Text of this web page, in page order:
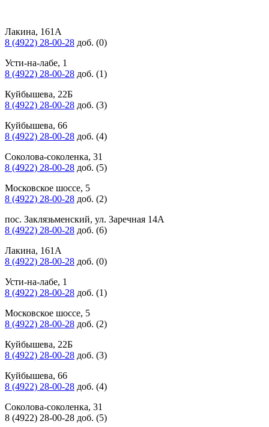
Лакина, 161А
8 (4922) 28-00-28 доб. (0)
Усти-на-лабе, 1
8 (4922) 28-00-28 доб. (1)
Куйбышева, 22Б
8 (4922) 28-00-28 доб. (3)
Куйбышева, 66
8 (4922) 28-00-28 доб. (4)
Соколова-соколенка, 31
8 (4922) 28-00-28 доб. (5)
Московское шоссе, 5
8 (4922) 28-00-28 доб. (2)
пос. Заклязьменский, ул. Заречная 14А
8 (4922) 28-00-28 доб. (6)
Лакина, 161А
8 (4922) 28-00-28 доб. (0)
Усти-на-лабе, 1
8 (4922) 28-00-28 доб. (1)
Московское шоссе, 5
8 (4922) 28-00-28 доб. (2)
Куйбышева, 22Б
8 (4922) 28-00-28 доб. (3)
Куйбышева, 66
8 (4922) 28-00-28 доб. (4)
Соколова-соколенка, 31
8 (4922) 28-00-28 доб. (5)